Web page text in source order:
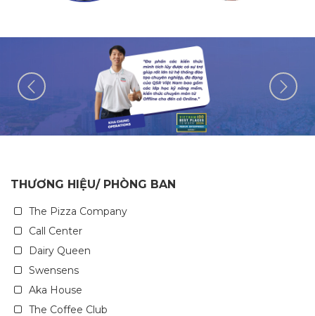
THƯƠNG HIỆU/ PHÒNG BAN
The Pizza Company
Call Center
Dairy Queen
Swensens
Aka House
The Coffee Club